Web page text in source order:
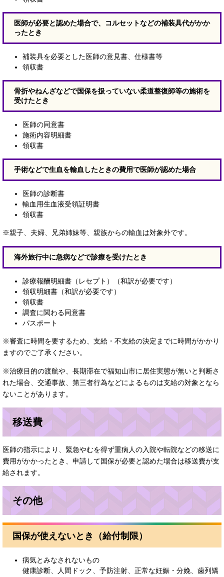
医師が必要と認めた場合で、コルセットなどの補装具代がかか
ったとき
補装具を必要とした医師の意見書、仕様書等
領収書
骨折やねんざなどで国保を扱っていない柔道整復師等の施術を
受けたとき
医師の同意書
施術内容明細書
領収書
手術などで生血を輸血したときの費用で医師が認めた場合
医師の診断書
輸血用生血液受領証明書
領収書
※親子、夫婦、兄弟姉妹等、親族からの輸血は対象外です。
海外旅行中に急病などで診療を受けたとき
診療報酬明細書（レセプト）（和訳が必要です）
領収明細書（和訳が必要です）
領収書
調査に関わる同意書
パスポート
※審査に時間を要するため、支給・不支給の決定までに時間がかかり
ますのでご了承ください。
※治療目的の渡航や、長期滞在で福知山市に居住実態が無いと判断さ
れた場合、交通事故、第三者行為などによるものは支給の対象となら
ないことがあります。
移送費
医師の指示により、緊急やむを得ず重病人の入院や転院などの移送に
費用がかかったとき、申請して国保が必要と認めた場合は移送費が支
給されます。
その他
国保が使えないとき（給付制限）
病気とみなされないもの
健康診断、人間ドック、予防注射、正常な妊娠・分娩、歯列矯